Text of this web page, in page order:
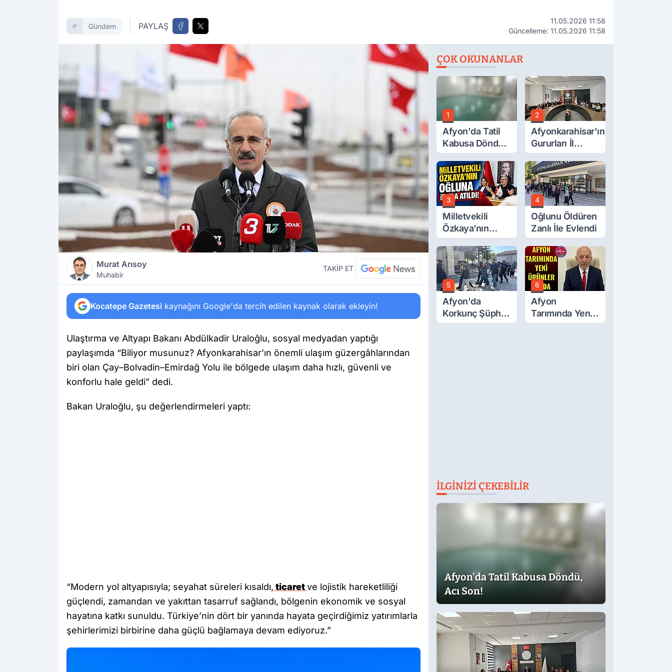
Gündem PAYLAŞ
11.05.2026 11:58
Güncelleme: 11.05.2026 11:58
Murat Arısoy
Muhabir
TAKİP ET
Kocatepe Gazetesi kaynağını Google'da tercih edilen kaynak olarak ekleyin!
Ulaştırma ve Altyapı Bakanı Abdülkadir Uraloğlu, sosyal medyadan yaptığı
paylaşımda “Biliyor musunuz? Afyonkarahisar’ın önemli ulaşım güzergâhlarından
biri olan Çay–Bolvadin–Emirdağ Yolu ile bölgede ulaşım daha hızlı, güvenli ve
konforlu hale geldi” dedi.
Bakan Uraloğlu, şu değerlendirmeleri yaptı:
“Modern yol altyapısıyla; seyahat süreleri kısaldı, ticaretve lojistik hareketliliği
güçlendi, zamandan ve yakıttan tasarruf sağlandı, bölgenin ekonomik ve sosyal
hayatına katkı sunuldu. Türkiye’nin dört bir yanında hayata geçirdiğimiz yatırımlarla
şehirlerimizi birbirine daha güçlü bağlamaya devam ediyoruz.”
ÇOK OKUNANLAR
1
Afyon'da Tatil
Kabusa Döndü,
Acı Son!
2
Afyonkarahisar'ın
Gururları İl
Müdürüyle
Buluştu
3
Milletvekili
Özkaya’nın
Oğluna İftira
Atıldı
4
Oğlunu Öldüren
Zanlı İle Evlendi
5
Afyon'da
Korkunç Şüphe!
Düştü Mü,
6
Afyon
Tarımında Yeni
Ürünler Yolda
İLGINIZI ÇEKEBILIR
Afyon'da Tatil Kabusa Döndü,
Acı Son!